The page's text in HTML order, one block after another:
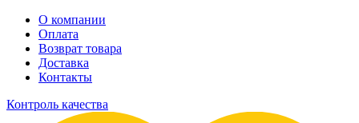
О компании
Оплата
Возврат товара
Доставка
Контакты
Контроль качества